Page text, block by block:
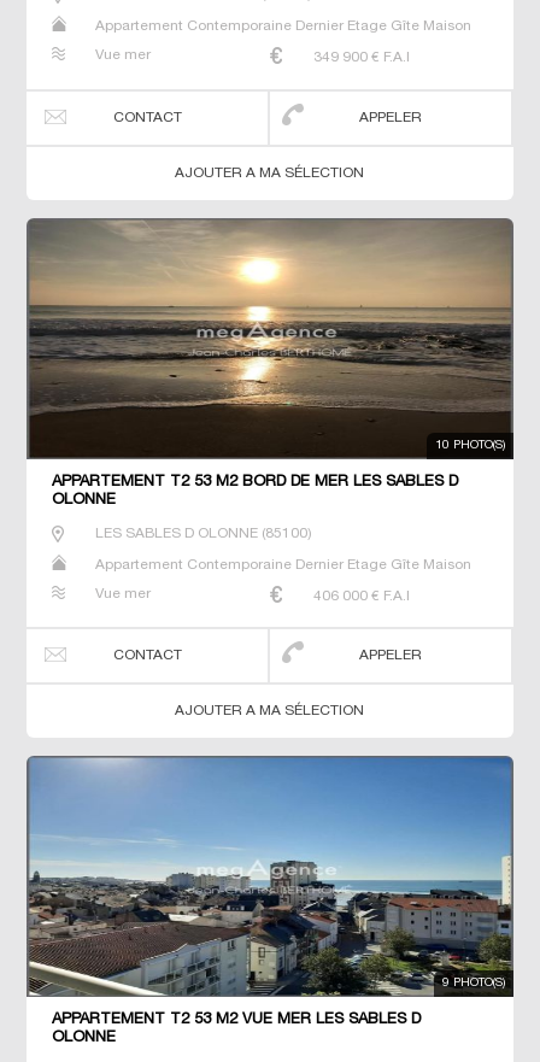
Appartement Contemporaine Dernier Etage Gîte Maison
Vue mer
349 900 € F.A.I
CONTACT APPELER
AJOUTER A MA SÉLECTION
10 PHOTO(S)
APPARTEMENT T2 53 M2 BORD DE MER LES SABLES D
OLONNE
LES SABLES D OLONNE(85100)
Appartement Contemporaine Dernier Etage Gîte Maison
Vue mer
406 000 € F.A.I
CONTACT APPELER
AJOUTER A MA SÉLECTION
9 PHOTO(S)
APPARTEMENT T2 53 M2 VUE MER LES SABLES D
OLONNE